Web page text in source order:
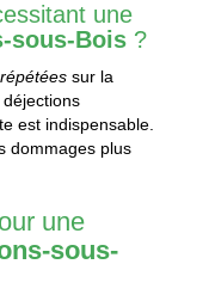
une
sous-Bois ?
sur la
est indispensable.
dommages plus
une
sous-